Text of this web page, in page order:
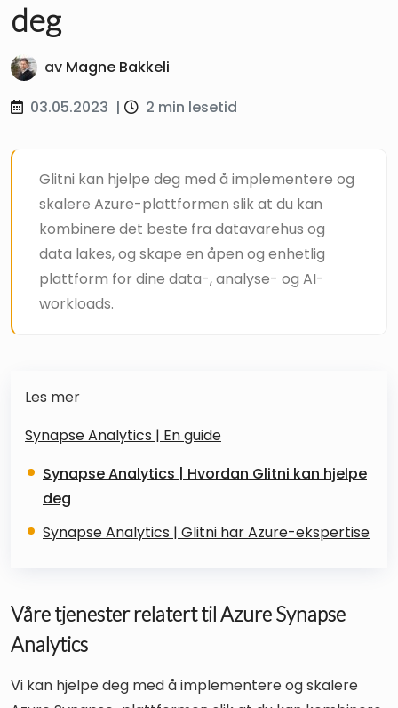
deg
av Magne Bakkeli
03.05.2023 | 2 min lesetid
Glitni kan hjelpe deg med å implementere og
skalere Azure-plattformen slik at du kan
kombinere det beste fra datavarehus og
data lakes, og skape en åpen og enhetlig
plattform for dine data-, analyse- og AI-
workloads.
Les mer
Synapse Analytics | En guide
Synapse Analytics | Hvordan Glitni kan hjelpe
deg
Synapse Analytics | Glitni har Azure-ekspertise
Våre tjenester relatert til Azure Synapse
Analytics
Vi kan hjelpe deg med å implementere og skalere